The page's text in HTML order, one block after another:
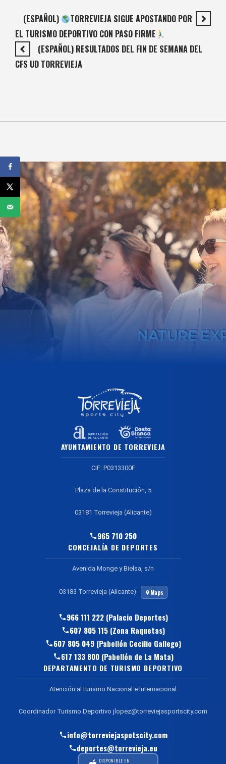
(ESPAÑOL)
TORREVIEJA SIGUE APOSTANDO POR
EL TURISMO DEPORTIVO CON PASO FIRME
(ESPAÑOL) RESULTADOS DEL FIN DE SEMANA DEL
CFS UD TORREVIEJA
AYUNTAMIENTO DE TORREVIEJA
CIF: P0313300F
Plaza de la Constitución, 5
03181 Torrevieja (Alicante)
965 710 250
CONCEJALÍA DE DEPORTES
Avenida Monge y Bielsa, s/n
03183 Torrevieja (Alicante) Maps
966 111 222 (Palacio Deportes)
607 805 115 (Zona Raquetas)
607 805 049 (Pabellón Cecilio Gallego)
617 133 800 (Pabellón de La Mata)
DEPARTAMENTO DE TURISMO DEPORTIVO
Atención al turismo Nacional e Internacional
Coordinador Turismo Deportivo jlopez@torreviejasportscity.com
info@torreviejaspotscity.com
deportes@torrevieja.eu
DISPONIBLE EN